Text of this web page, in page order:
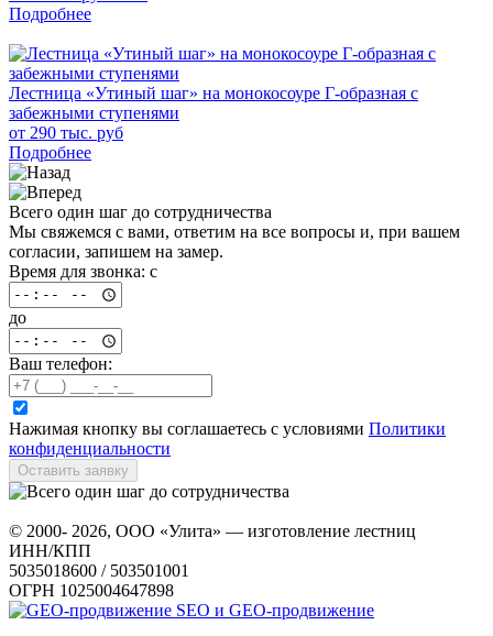
Подробнее
Лестница «Утиный шаг» на монокосоуре Г-образная с
забежными ступенями
от 290 тыс. руб
Подробнее
Всего один шаг до сотрудничества
Мы свяжемся с вами, ответим на все вопросы и, при вашем
согласии, запишем на замер.
Время для звонка: с
до
Ваш телефон:
Нажимая кнопку вы соглашаетесь с условиями Политики
конфиденциальности
Оставить заявку
© 2000- 2026, ООО «Улита» — изготовление лестниц
ИНН/КПП
5035018600 / 503501001
ОГРН 1025004647898
SEO и GEO-продвижение